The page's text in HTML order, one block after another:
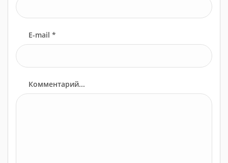
E-mail *
Комментарий...